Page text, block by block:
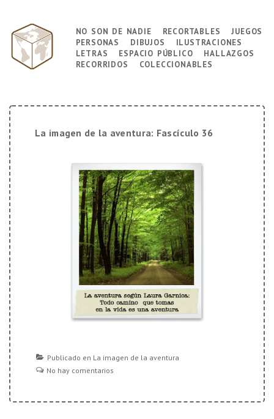
contenido
principal
Navegación
principal
no son de nadie recortables juegos
personas dibujos ilustraciones
letras espacio público hallazgos
recorridos coleccionables
La imagen de la aventura: Fascículo 36
Publicado en La imagen de la aventura
No hay comentarios